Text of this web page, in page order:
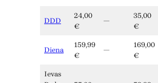
DDD
24,00
€
—
35,00
€
Diena
159,99
€
—
169,00
€
Ievas